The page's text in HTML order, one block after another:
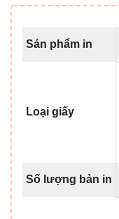
Sản phẩm in
Loại giấy
Số lượng bản in